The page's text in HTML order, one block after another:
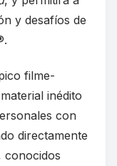
y desafíos de
filme-
inédito
con
directamente
conocidos